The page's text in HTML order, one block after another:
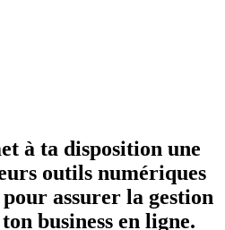
à ta disposition une
outils numériques
assurer la gestion
business en ligne.